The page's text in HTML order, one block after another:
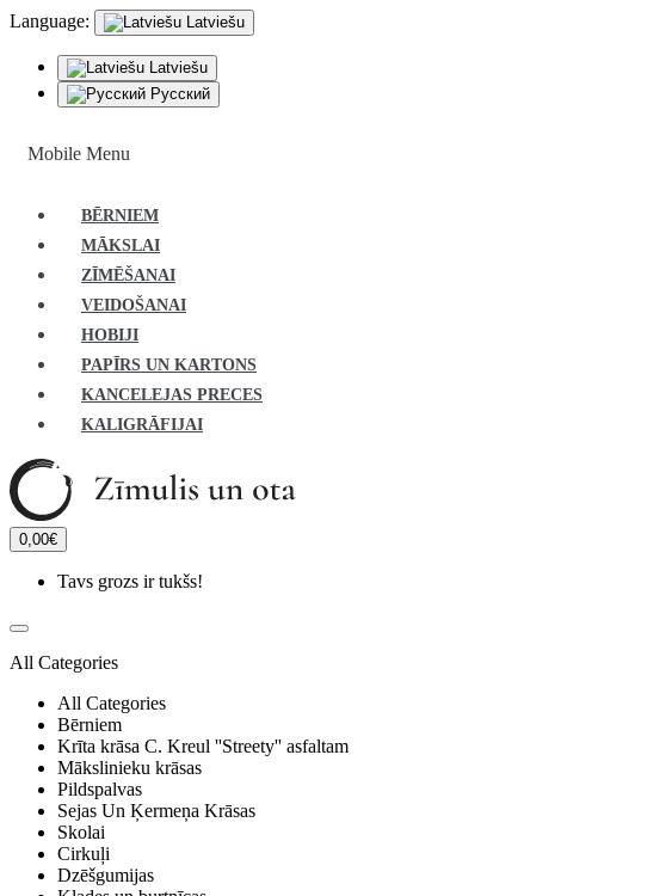
Language: Latviešu
Latviešu
Русский
Mobile Menu
BĒRNIEM
MĀKSLAI
ZĪMĒŠANAI
VEIDOŠANAI
HOBIJI
PAPĪRS UN KARTONS
KANCELEJAS PRECES
KALIGRĀFIJAI
0,00€
Tavs grozs ir tukšs!
All Categories
All Categories
Bērniem
Krīta krāsa C. Kreul ''Streety'' asfaltam
Mākslinieku krāsas
Pildspalvas
Sejas Un Ķermeņa Krāsas
Skolai
Cirkuļi
Dzēšgumijas